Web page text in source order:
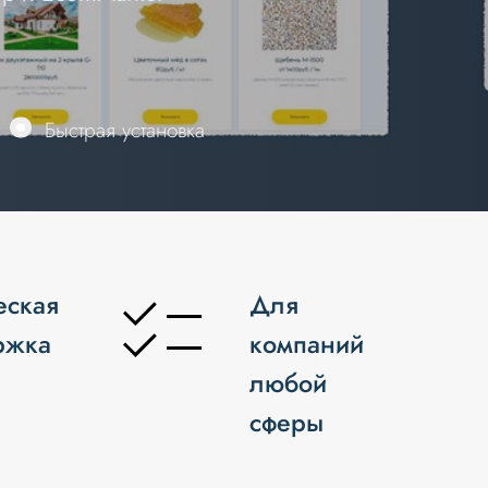
Быстрая установка
Быстрая установка
Для
компаний
любой
сферы